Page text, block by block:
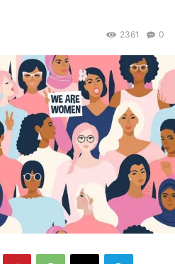
0
2361